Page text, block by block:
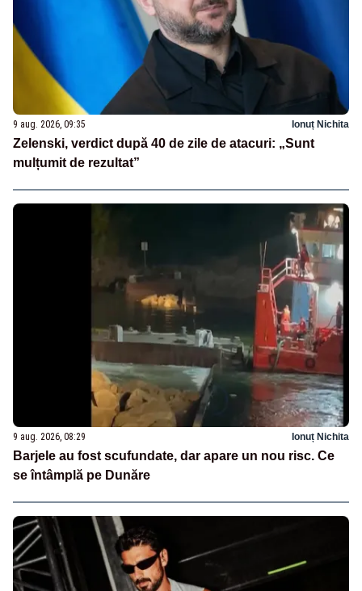
9 aug. 2026, 09:35 Ionuț Nichita
Zelenski, verdict după 40 de zile de atacuri: „Sunt
mulțumit de rezultat”
9 aug. 2026, 08:29 Ionuț Nichita
Barjele au fost scufundate, dar apare un nou risc. Ce
se întâmplă pe Dunăre